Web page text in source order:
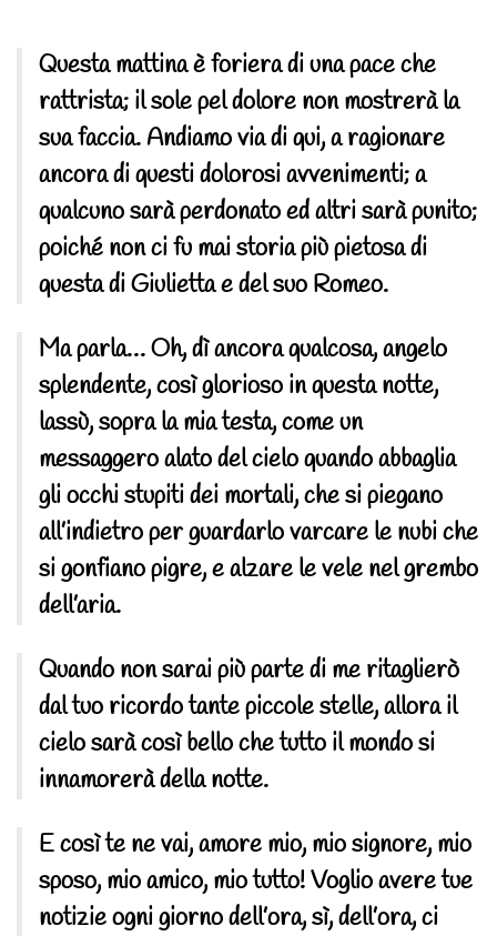
Questa mattina è foriera di una pace che
rattrista; il sole pel dolore non mostrerà la
sua faccia. Andiamo via di qui, a ragionare
ancora di questi dolorosi avvenimenti; a
qualcuno sarà perdonato ed altri sarà punito;
poiché non ci fu mai storia più pietosa di
questa di Giulietta e del suo Romeo.
Ma parla… Oh, dì ancora qualcosa, angelo
splendente, così glorioso in questa notte,
lassù, sopra la mia testa, come un
messaggero alato del cielo quando abbaglia
gli occhi stupiti dei mortali, che si piegano
all’indietro per guardarlo varcare le nubi che
si gonfiano pigre, e alzare le vele nel grembo
dell’aria.
Quando non sarai più parte di me ritaglierò
dal tuo ricordo tante piccole stelle, allora il
cielo sarà così bello che tutto il mondo si
innamorerà della notte.
E così te ne vai, amore mio, mio signore, mio
sposo, mio amico, mio tutto! Voglio avere tue
notizie ogni giorno dell’ora, sì, dell’ora, ci